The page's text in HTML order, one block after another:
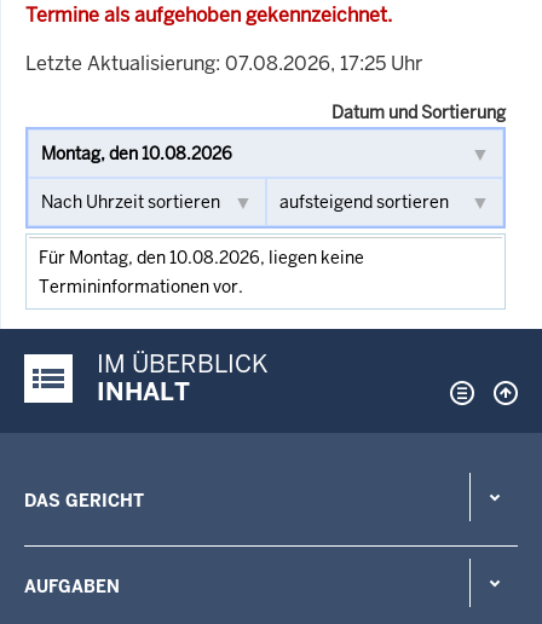
Termine als aufgehoben gekennzeichnet.
Letzte Aktualisierung: 07.08.2026, 17:25 Uhr
Datum und Sortierung
Für Montag, den 10.08.2026, liegen keine
Termininformationen vor.
Justiz-Portal im Überblick:
IM ÜBERBLICK
INHALT
DAS GERICHT
AUFGABEN